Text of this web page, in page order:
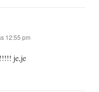
12:55 pm
je,je